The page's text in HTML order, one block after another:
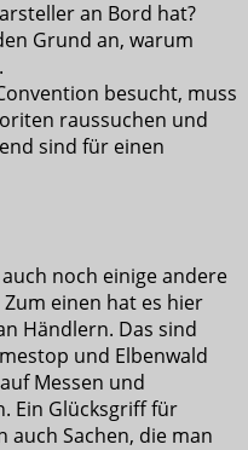
an Bord hat?
Grund an, warum
besucht, muss
raussuchen und
sind für einen
noch einige andere
einen hat es hier
Händlern. Das sind
und Elbenwald
Messen und
Ein Glücksgriff für
Sachen, die man